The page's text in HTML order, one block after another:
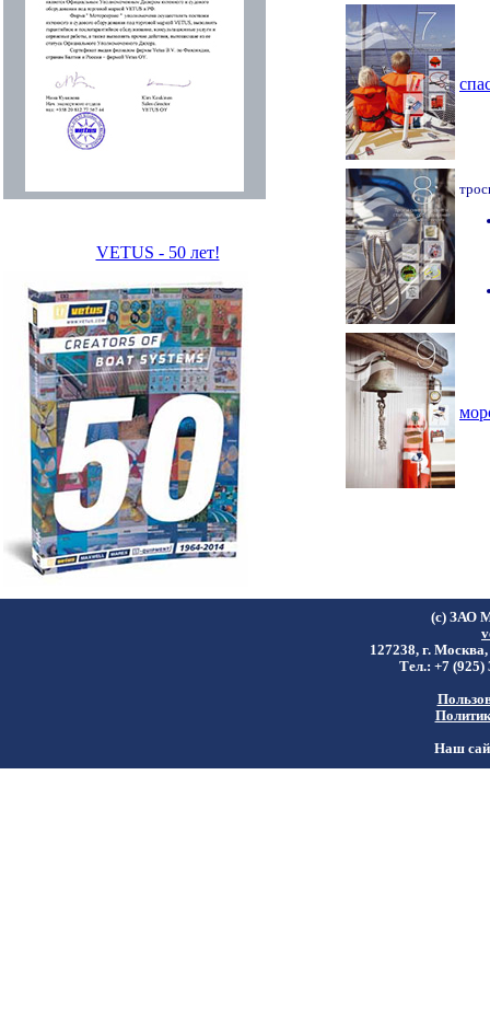
VETUS - 50 лет!
(c) ЗАО
127238, г.
Тел.: +7 (925)
Наш